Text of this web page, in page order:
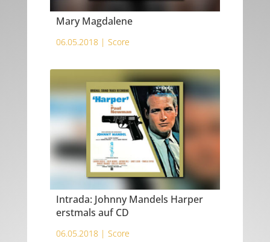
Mary Magdalene
06.05.2018 | Score
Intrada: Johnny Mandels Harper
erstmals auf CD
06.05.2018 | Score